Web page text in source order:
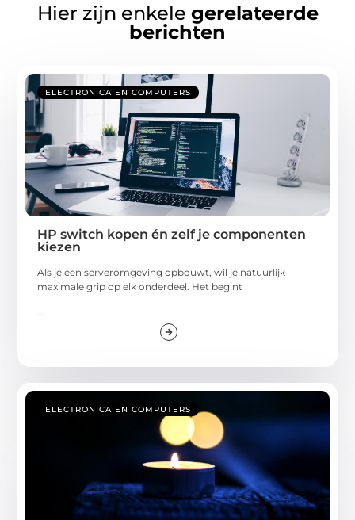
Hier zijn enkele gerelateerde
berichten
ELECTRONICA EN COMPUTERS
HP switch kopen én zelf je componenten
kiezen
Als je een serveromgeving opbouwt, wil je natuurlijk
maximale grip op elk onderdeel. Het begint
ELECTRONICA EN COMPUTERS